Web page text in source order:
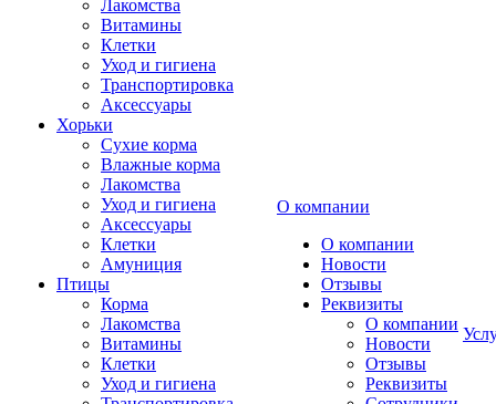
Лакомства
Витамины
Клетки
Уход и гигиена
Транспортировка
Аксессуары
Хорьки
Сухие корма
Влажные корма
Лакомства
Уход и гигиена
Аксессуары
Клетки
Амуниция
Птицы
Корма
Лакомства
Витамины
Клетки
Уход и гигиена
О компании
О компании
Новости
Отзывы
Реквизиты
О компании
Новости
Отзывы
Реквизиты